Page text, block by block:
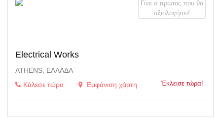
Electrical Works
ATHENS, ΕΛΛΆΔΑ
Κάλεσε τώρα
Εμφάνιση χάρτη Έκλεισε τώρα!
Γίνε ο πρώτος που θα
αξιολογήσει!